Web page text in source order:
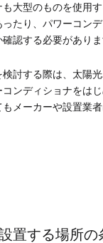
大型のものを使用
たり、パワーコン
認する必要がありま
討する際は、太陽
コンディショナをは
メーカーや設置業
置する場所の